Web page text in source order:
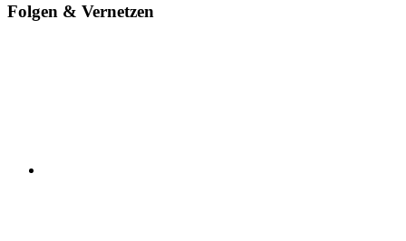
Folgen & Vernetzen